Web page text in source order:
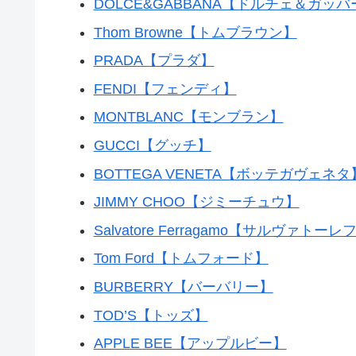
DOLCE&GABBANA【ドルチェ＆ガッバ
Thom Browne【トムブラウン】
PRADA【プラダ】
FENDI【フェンディ】
MONTBLANC【モンブラン】
GUCCI【グッチ】
BOTTEGA VENETA【ボッテガヴェネタ】
JIMMY CHOO【ジミーチュウ】
Salvatore Ferragamo【サルヴァトーレフ
Tom Ford【トムフォード】
BURBERRY【バーバリー】
TOD’S【トッズ】
APPLE BEE【アップルビー】